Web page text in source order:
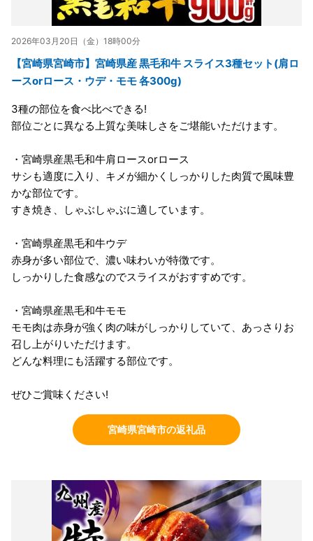
2026年03月20日（金）18時00分
【宮崎県宮崎市】宮崎県産 黒毛和牛 スライス3種セット(肩ロ
ースorロース・ウデ・モモ 各300g)
3種の部位を食べ比べできる!
部位ごとに異なる上質な美味しさをご堪能いただけます。
・宮崎県産黒毛和牛肩ロースorロース
サシも適度に入り、キメが細かくしっかりした肉質で風味豊
かな部位です。
すき焼き、しゃぶしゃぶに適しています。
・宮崎県産黒毛和牛ウデ
赤身が多い部位で、濃い味わいが特徴です。
しっかりした食感なのでスライスがおすすめです。
・宮崎県産黒毛和牛モモ
モモ肉は赤身が強く肉の味がしっかりしていて、あっさりお
召し上がりいただけます。
どんな料理にも活躍する部位です。
ぜひご賞味ください!
宮崎県宮崎市の返礼品